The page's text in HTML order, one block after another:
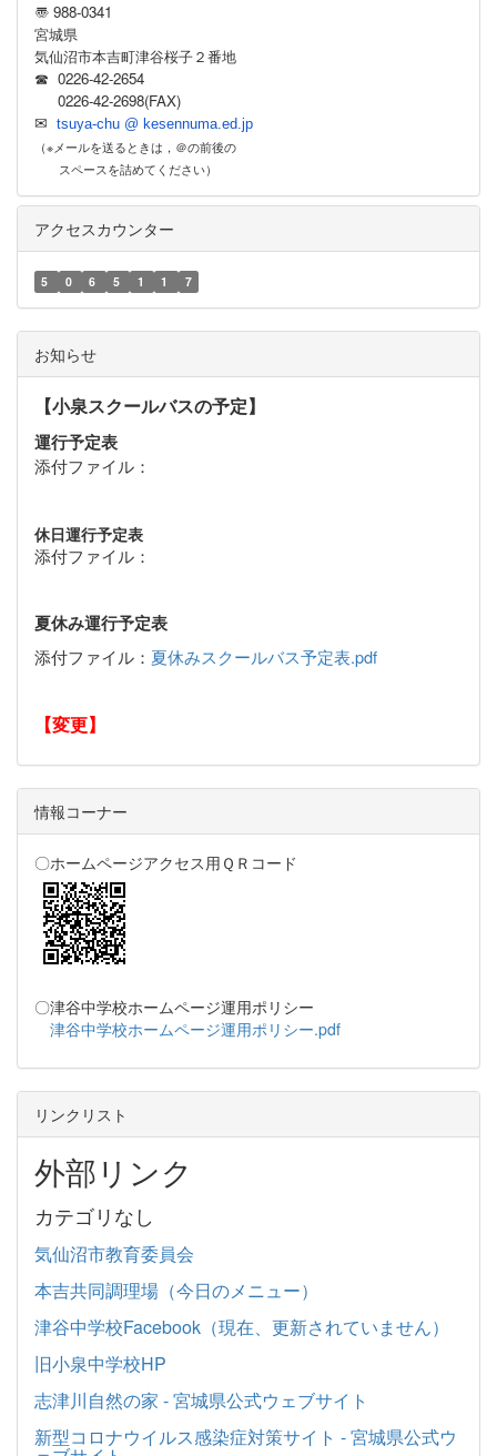
〠 988-0341
宮城県
気仙沼市本吉町津谷桜子２番地
☎ 0226-42-2654
0226-42-2698(FAX)
✉ tsuya-chu @ kesennuma.ed.jp
（※メールを送るときは，＠の前後の
スペースを詰めてください）
アクセスカウンター
5 0 6 5 1 1 7
お知らせ
【小泉スクールバスの予定】
運行予定表
添付ファイル：
休日運行予定表
添付ファイル：
夏休み運行予定表
添付ファイル： 夏休みスクールバス予定表.pdf
【変更】
情報コーナー
〇ホームページアクセス用ＱＲコード
〇津谷中学校ホームページ運用ポリシー
津谷中学校ホームページ運用ポリシー.pdf
リンクリスト
外部リンク
カテゴリなし
気仙沼市教育委員会
本吉共同調理場（今日のメニュー）
津谷中学校Facebook（現在、更新されていません）
旧小泉中学校HP
志津川自然の家 - 宮城県公式ウェブサイト
新型コロナウイルス感染症対策サイト - 宮城県公式ウ